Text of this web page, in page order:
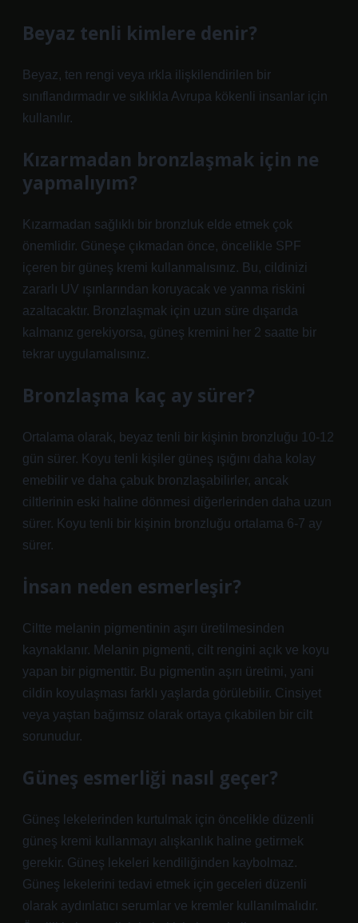
Beyaz tenli kimlere denir?
Beyaz, ten rengi veya ırkla ilişkilendirilen bir
sınıflandırmadır ve sıklıkla Avrupa kökenli insanlar için
kullanılır.
Kızarmadan bronzlaşmak için ne
yapmalıyım?
Kızarmadan sağlıklı bir bronzluk elde etmek çok
önemlidir. Güneşe çıkmadan önce, öncelikle SPF
içeren bir güneş kremi kullanmalısınız. Bu, cildinizi
zararlı UV ışınlarından koruyacak ve yanma riskini
azaltacaktır. Bronzlaşmak için uzun süre dışarıda
kalmanız gerekiyorsa, güneş kremini her 2 saatte bir
tekrar uygulamalısınız.
Bronzlaşma kaç ay sürer?
Ortalama olarak, beyaz tenli bir kişinin bronzluğu 10-12
gün sürer. Koyu tenli kişiler güneş ışığını daha kolay
emebilir ve daha çabuk bronzlaşabilirler, ancak
ciltlerinin eski haline dönmesi diğerlerinden daha uzun
sürer. Koyu tenli bir kişinin bronzluğu ortalama 6-7 ay
sürer.
İnsan neden esmerleşir?
Ciltte melanin pigmentinin aşırı üretilmesinden
kaynaklanır. Melanin pigmenti, cilt rengini açık ve koyu
yapan bir pigmenttir. Bu pigmentin aşırı üretimi, yani
cildin koyulaşması farklı yaşlarda görülebilir. Cinsiyet
veya yaştan bağımsız olarak ortaya çıkabilen bir cilt
sorunudur.
Güneş esmerliği nasıl geçer?
Güneş lekelerinden kurtulmak için öncelikle düzenli
güneş kremi kullanmayı alışkanlık haline getirmek
gerekir. Güneş lekeleri kendiliğinden kaybolmaz.
Güneş lekelerini tedavi etmek için geceleri düzenli
olarak aydınlatıcı serumlar ve kremler kullanılmalıdır.